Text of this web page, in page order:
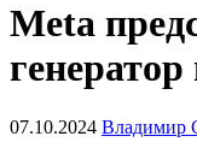
Meta
07.10.2024 Владимир